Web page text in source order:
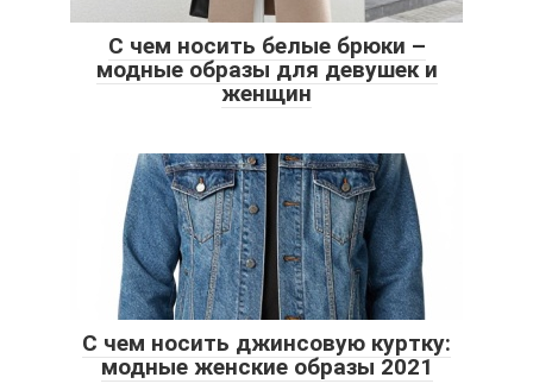
С чем носить белые брюки –
модные образы для девушек и
женщин
С чем носить джинсовую куртку:
модные женские образы 2021